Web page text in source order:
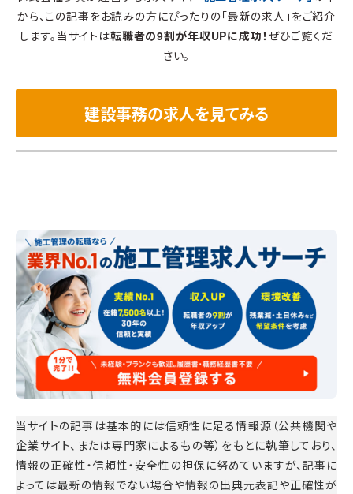
から、この記事をお読みの方にぴったりの「最新の求人」をご紹介
します。当サイトは転職者の9割が年収UPに成功！ぜひご覧くだ
さい。
建設事務の求人を見てみる
当サイトの記事は基本的には信頼性に足る情報源（公共機関や
企業サイト、または専門家によるもの等）をもとに執筆しており、
情報の正確性・信頼性・安全性の担保に努めていますが、記事に
よっては最新の情報でない場合や情報の出典元表記や正確性が